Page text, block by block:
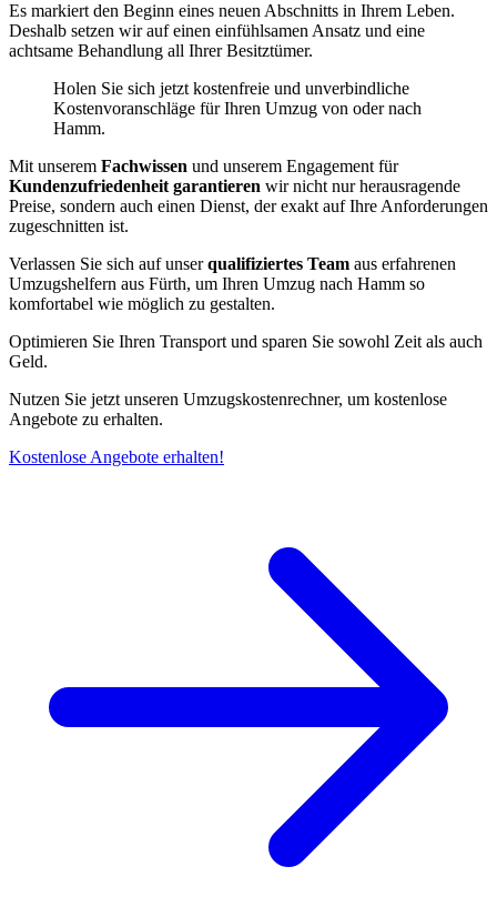
Es markiert den Beginn eines neuen Abschnitts in Ihrem Leben.
Deshalb setzen wir auf einen einfühlsamen Ansatz und eine
achtsame Behandlung all Ihrer Besitztümer.
Holen Sie sich jetzt kostenfreie und unverbindliche
Kostenvoranschläge für Ihren Umzug von oder nach
Hamm.
Mit unserem Fachwissen und unserem Engagement für
Kundenzufriedenheit garantieren wir nicht nur herausragende
Preise, sondern auch einen Dienst, der exakt auf Ihre Anforderungen
zugeschnitten ist.
Verlassen Sie sich auf unserqualifiziertes Team aus erfahrenen
Umzugshelfern aus Fürth, um Ihren Umzug nach Hamm so
komfortabel wie möglich zu gestalten.
Optimieren Sie Ihren Transport und sparen Sie sowohl Zeit als auch
Geld.
Nutzen Sie jetzt unseren Umzugskostenrechner, um kostenlose
Angebote zu erhalten.
Kostenlose Angebote erhalten!